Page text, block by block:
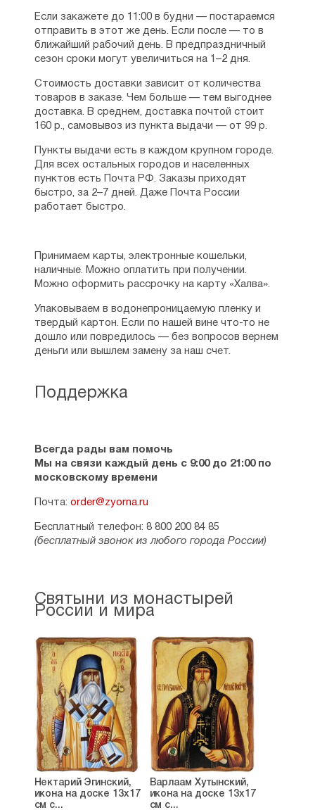
Поддержка
Всегда рады вам помочь
Мы на связи каждый день с 9:00 до 21:00 по
московскому времени
Почта: order@zyorna.ru
Бесплатный телефон: 8 800 200 84 85
(бесплатный звонок из любого города России)
Если закажете до 11:00 в будни — постараемся
отправить в этот же день. Если после — то в
ближайший рабочий день. В предпраздничный
сезон сроки могут увеличиться на 1–2 дня.
Стоимость доставки зависит от количества
товаров в заказе. Чем больше — тем выгоднее
доставка. В среднем, доставка почтой стоит
160 р., самовывоз из пункта выдачи — от 99 р.
Пункты выдачи есть в каждом крупном городе.
Для всех остальных городов и населенных
пунктов есть Почта РФ. Заказы приходят
быстро, за 2–7 дней. Даже Почта России
работает быстро.
Принимаем карты, электронные кошельки,
наличные. Можно оплатить при получении.
Можно оформить рассрочку на карту «Халва».
Упаковываем в водонепроницаемую пленку и
твердый картон. Если по нашей вине что-то не
дошло или повредилось — без вопросов вернем
деньги или вышлем замену за наш счет.
Святыни из монастырей
России и мира
Нектарий Эгинский,
икона на доске 13х17
см с...
Варлаам Хутынский,
икона на доске 13х17
см с...